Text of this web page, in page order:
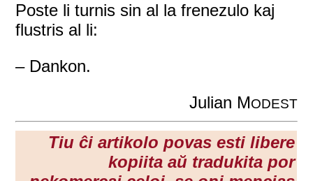
Poste li turnis sin al la frenezulo kaj
flustris al li:
– Dankon.
Julian MODEST
Tiu ĉi artikolo povas esti libere
kopiita aŭ tradukita por